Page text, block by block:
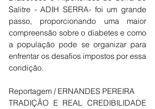
Salitre - ADIH SERRA- foi um grande
passo, proporcionando uma maior
compreensão sobre o diabetes e como
a população pode se organizar para
enfrentar os desafios impostos por essa
condição.
Reportagem / ERNANDES PEREIRA
TRADIÇÃO E REAL CREDIBILIDADE